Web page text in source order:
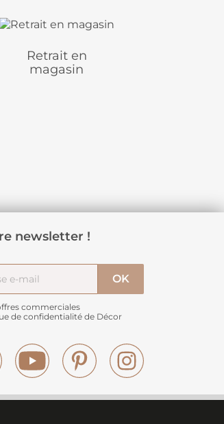
Retrait en
magasin
newsletter !
commerciales
de confidentialité de Décor
Facebook YouTube Pinterest